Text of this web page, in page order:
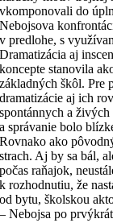
vkomponovali do
Nebojsova
v predlohe, s
Dramatizácia aj
koncepte stanovila
základných škôl. Pre
dramatizácie aj ich
spontánnych a
a správanie bolo
Rovnako ako
strach. Aj by sa bál,
počas raňajok,
k rozhodnutiu, že
od bytu, školskou
– Nebojsa po